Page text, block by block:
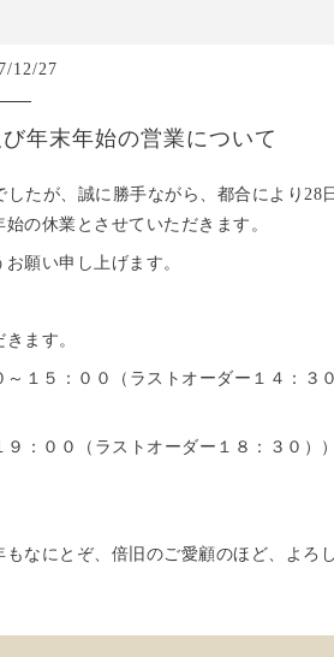
/12/27
年末年始の営業について
たが、誠に勝手ながら、都合により28
の休業とさせていただきます。
願い申し上げます。
ます。
１５：００（ラストオーダー１４：３
：００（ラストオーダー１８：３０）
なにとぞ、倍旧のご愛顧のほど、よろ